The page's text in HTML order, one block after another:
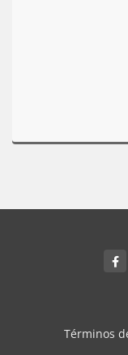
Términos